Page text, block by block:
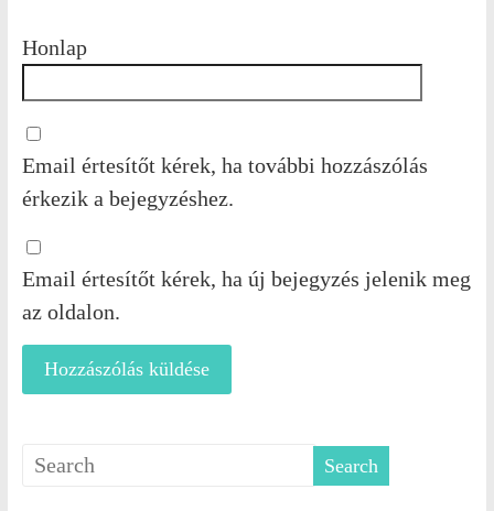
Honlap
Email értesítőt kérek, ha további hozzászólás
érkezik a bejegyzéshez.
Email értesítőt kérek, ha új bejegyzés jelenik meg
az oldalon.